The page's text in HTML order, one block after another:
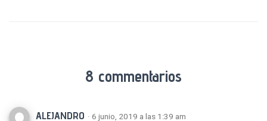
8 commentarios
ALEJANDRO · 6 junio, 2019 a las 1:39 am